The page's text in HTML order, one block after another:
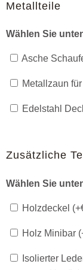
Metallteile
Wählen Sie
Asche
Metallzaun
Edelstahl
Zusätzliche
Wählen Sie
Holzdeckel (+
Holz Minibar
Isolierter